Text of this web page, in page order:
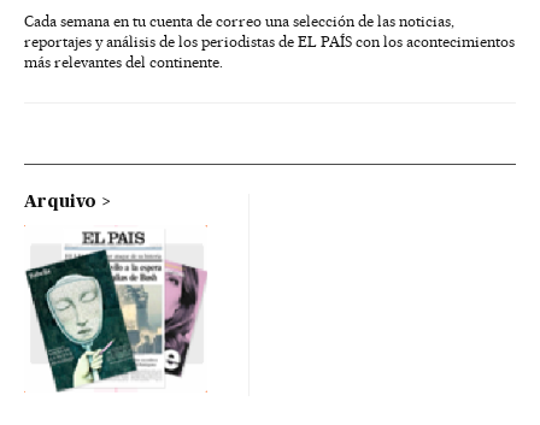
Cada semana en tu cuenta de correo una selección de las noticias,
reportajes y análisis de los periodistas de EL PAÍS con los acontecimientos
más relevantes del continente.
Arquivo